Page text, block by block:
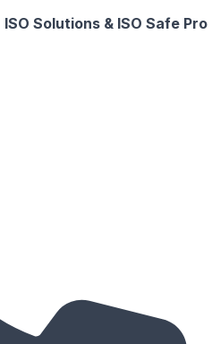
ISO Solutions & ISO Safe Pro